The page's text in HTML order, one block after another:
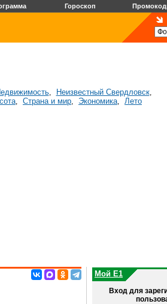
Гороскоп
, Неизвестный Свердловск,
, Страна и мир, Экономика, Лето
Мой E1
Вход для